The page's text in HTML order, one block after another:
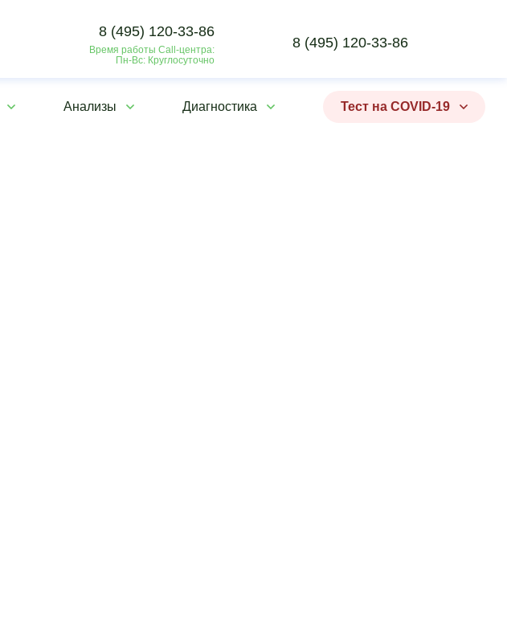
8 (495) 120-33-86
Время работы Call-центра:
Пн-Вс: Круглосуточно
8 (495) 120-33-86
Анализы Диагностика Тест на COVID-19